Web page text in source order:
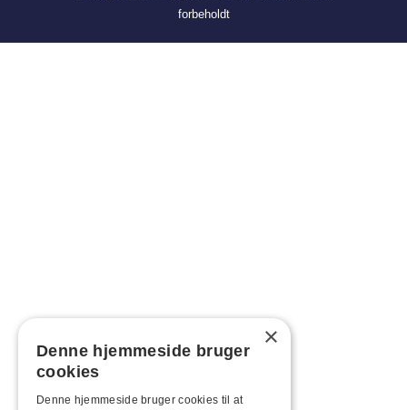
forbeholdt
×
Denne hjemmeside bruger
cookies
Denne hjemmeside bruger cookies til at